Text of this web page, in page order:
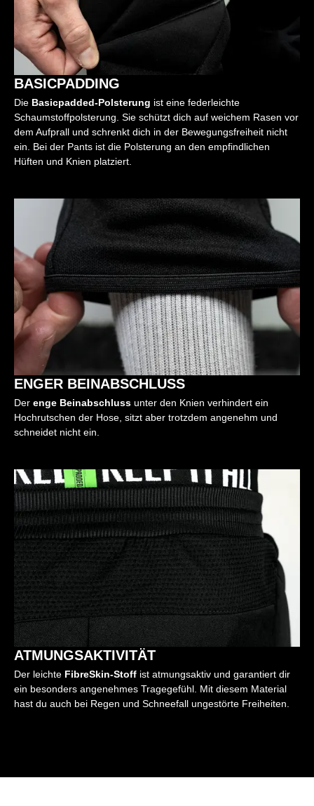
BASICPADDING
Die Basicpadded-Polsterung ist eine federleichte
Schaumstoffpolsterung. Sie schützt dich auf weichem Rasen vor
dem Aufprall und schrenkt dich in der Bewegungsfreiheit nicht
ein. Bei der Pants ist die Polsterung an den empfindlichen
Hüften und Knien platziert.
ENGER BEINABSCHLUSS
Der enge Beinabschluss unter den Knien verhindert ein
Hochrutschen der Hose, sitzt aber trotzdem angenehm und
schneidet nicht ein.
ATMUNGSAKTIVITÄT
Der leichte FibreSkin-Stoff ist atmungsaktiv und garantiert dir
ein besonders angenehmes Tragegefühl. Mit diesem Material
hast du auch bei Regen und Schneefall ungestörte Freiheiten.